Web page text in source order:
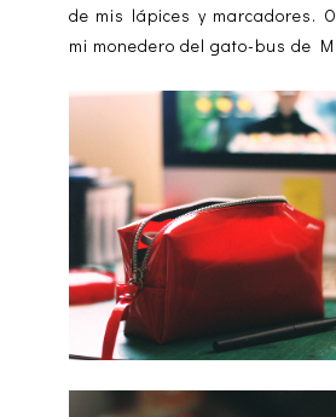
de mis lápices y marcadores.
mi monedero del gato-bus de